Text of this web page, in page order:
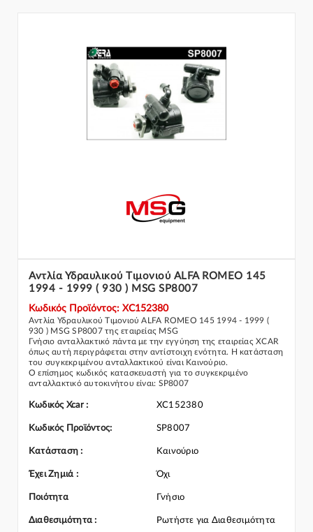
Αντλία Υδραυλικού Tιμονιού ALFA ROMEO 145
1994 - 1999 ( 930 ) MSG SP8007
Κωδικός Προϊόντος: XC152380
Αντλία Υδραυλικού Tιμονιού ALFA ROMEO 145 1994 - 1999 (
930 ) MSG SP8007 της εταιρείας MSG
Γνήσιο ανταλλακτικό πάντα με την εγγύηση της εταιρείας XCAR
όπως αυτή περιγράφεται στην αντίστοιχη ενότητα. Η κατάσταση
του συγκεκριμένου ανταλλακτικού είναι Καινούριο.
Ο επίσημος κωδικός κατασκευαστή για το συγκεκριμένο
ανταλλακτικό αυτοκινήτου είναι: SP8007
παρακαλώ να απευθύνεστε σε εξειδικευμένο συνεργείο.
ανταλλακτικό ταιριάζει στο αυτοκίνητό σας μην διστάσετε να
επικοινωνήσετε μαζί μας και θα σας κατατοπίσουμε πλήρως
καθώς διαθέτουμε πλούσια γκάμα από Αντλία Υδραυλικού
Tιμονιού και γενικότερα για την κατηγορία Σύστημα Διεύθυνσης
Κωδικός Xcar : XC152380
Κωδικός Προϊόντος: SP8007
Κατάσταση : Καινούριο
Έχει Ζημιά : Όχι
Ποιότητα Γνήσιο
Διαθεσιμότητα : Ρωτήστε για Διαθεσιμότητα